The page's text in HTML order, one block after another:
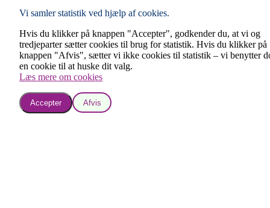
Vi samler statistik ved hjælp af cookies.
Hvis du klikker på knappen "Accepter", godkender du, at vi og
tredjeparter sætter cookies til brug for statistik. Hvis du klikker på
knappen "Afvis", sætter vi ikke cookies til statistik – vi benytter
en cookie til at huske dit valg.
Læs mere om cookies
Accepter Afvis